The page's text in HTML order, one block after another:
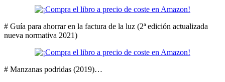
# Guía para ahorrar en la factura de la luz (2ª edición actualizada
nueva normativa 2021)
# Manzanas podridas (2019)…